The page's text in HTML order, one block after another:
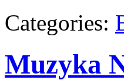
Categories:
Muzyka